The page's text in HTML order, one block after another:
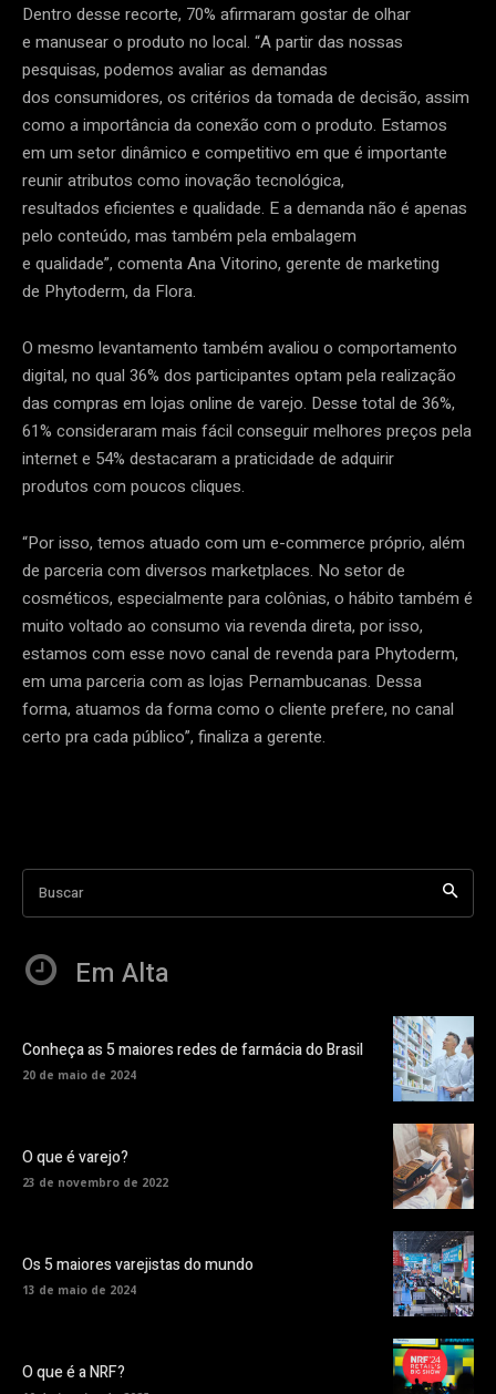
Dentro desse recorte, 70% afirmaram gostar de olhar
e manusear o produto no local. “A partir das nossas
pesquisas, podemos avaliar as demandas
dos consumidores, os critérios da tomada de decisão, assim
como a importância da conexão com o produto. Estamos
em um setor dinâmico e competitivo em que é importante
reunir atributos como inovação tecnológica,
resultados eficientes e qualidade. E a demanda não é apenas
pelo conteúdo, mas também pela embalagem
e qualidade”, comenta Ana Vitorino, gerente de marketing
de Phytoderm, da Flora.
O mesmo levantamento também avaliou o comportamento
digital, no qual 36% dos participantes optam pela realização
das compras em lojas online de varejo. Desse total de 36%,
61% consideraram mais fácil conseguir melhores preços pela
internet e 54% destacaram a praticidade de adquirir
produtos com poucos cliques.
“Por isso, temos atuado com um e-commerce próprio, além
de parceria com diversos marketplaces. No setor de
cosméticos, especialmente para colônias, o hábito também é
muito voltado ao consumo via revenda direta, por isso,
estamos com esse novo canal de revenda para Phytoderm,
em uma parceria com as lojas Pernambucanas. Dessa
forma, atuamos da forma como o cliente prefere, no canal
certo pra cada público”, finaliza a gerente.
Buscar
Em Alta
Conheça as 5 maiores redes de farmácia do Brasil
20 de maio de 2024
O que é varejo?
23 de novembro de 2022
Os 5 maiores varejistas do mundo
13 de maio de 2024
O que é a NRF?